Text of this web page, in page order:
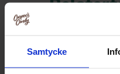
Samtycke